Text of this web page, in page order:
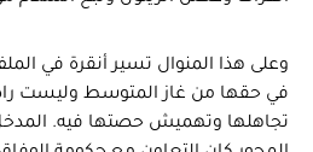
وعلى هذا المنوال تسير أنقرة في الملف
في حقها من غاز المتوسط وليست
تجاهلها وتهميش حصتها فيه.